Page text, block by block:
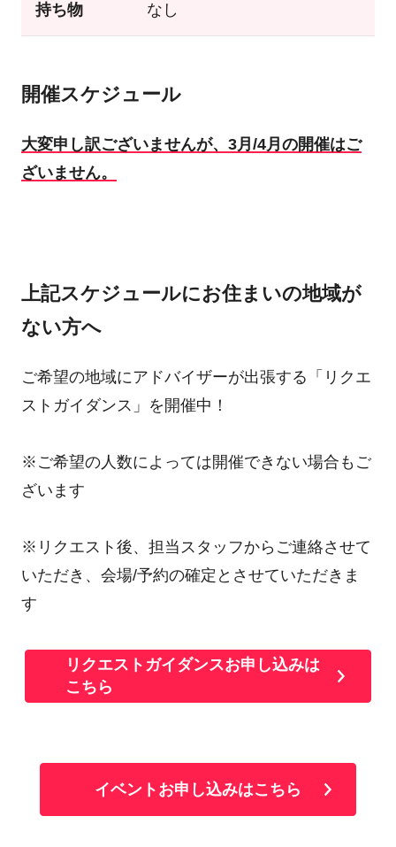
持ち物 なし
開催スケジュール
大変申し訳ございませんが、3月/4月の開催はご
ざいません。
上記スケジュールにお住まいの地域が
ない方へ
ご希望の地域にアドバイザーが出張する「リクエ
ストガイダンス」を開催中！
※ご希望の人数によっては開催できない場合もご
ざいます
※リクエスト後、担当スタッフからご連絡させて
いただき、会場/予約の確定とさせていただきま
す
リクエストガイダンスお申し込みは
こちら
イベントお申し込みはこちら